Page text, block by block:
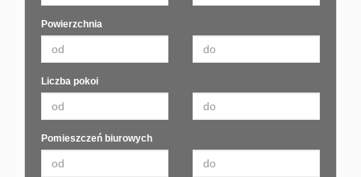
Powierzchnia
Liczba pokoi
Pomieszczeń biurowych